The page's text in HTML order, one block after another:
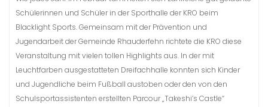
Schülerinnen und Schüler in der Sporthalle der KRO beim
Blacklight Sports. Gemeinsam mit der Prävention und
Jugendarbeit der Gemeinde Rhauderfehn richtete die KRO diese
Veranstaltung mit vielen tollen Highlights aus. In der mit
Leuchtfarben ausgestatteten Dreifachhalle konnten sich Kinder
und Jugendliche beim Fußball austoben oder den von den
Schulsportassistenten erstellten Parcour „Takeshi’s Castle“